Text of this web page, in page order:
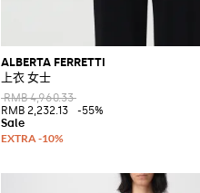
ALBERTA FERRETTI
上衣 女士
RMB 4,960.33
RMB 2,232.13
-55%